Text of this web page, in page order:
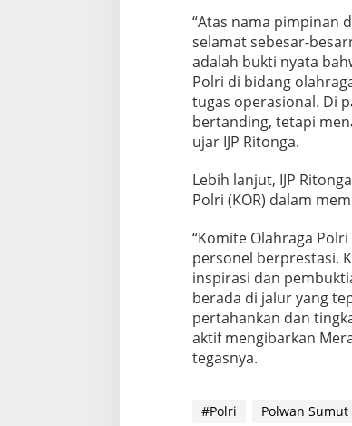
U
z
b
e
k
i
s
t
n
K
i
k
b
o
x
i
n
g
W
o
d
“Atas nama pimpinan
selamat sebesar-
adalah bukti nyata
Polri di bidang
tugas operasional. Di
bertanding, tetapi
ujar IJP Ritonga.
Lebih lanjut, IJP
Polri (KOR) dalam
“Komite Olahraga
personel berprestasi.
inspirasi dan
berada di jalur yang
pertahankan dan
aktif mengibarkan
tegasnya.
#Polri Polwan Sumut